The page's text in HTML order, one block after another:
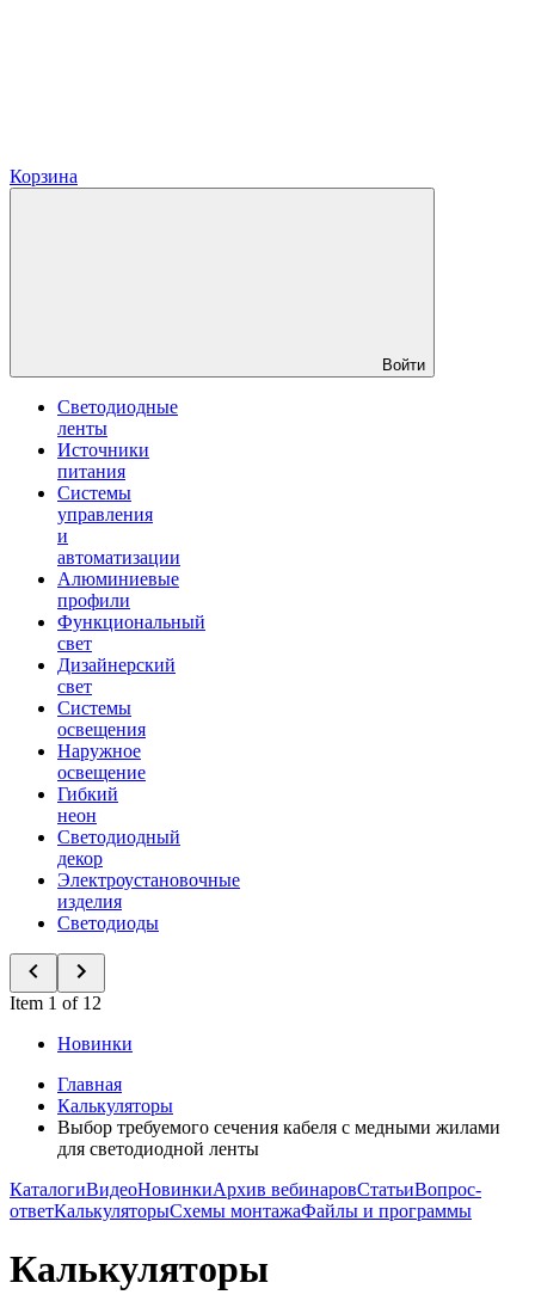
Корзина
Войти
Светодиодные
ленты
Источники
питания
Системы
управления
и
автоматизации
Алюминиевые
профили
Функциональный
свет
Дизайнерский
свет
Системы
освещения
Наружное
освещение
Гибкий
неон
Светодиодный
декор
Электроустановочные
изделия
Светодиоды
Item 1 of 12
Новинки
Главная
Калькуляторы
Выбор требуемого сечения кабеля с медными жилами
для светодиодной ленты
КаталогиВидеоНовинкиАрхив вебинаровСтатьиВопрос-
ответКалькуляторыСхемы монтажаФайлы и программы
Калькуляторы